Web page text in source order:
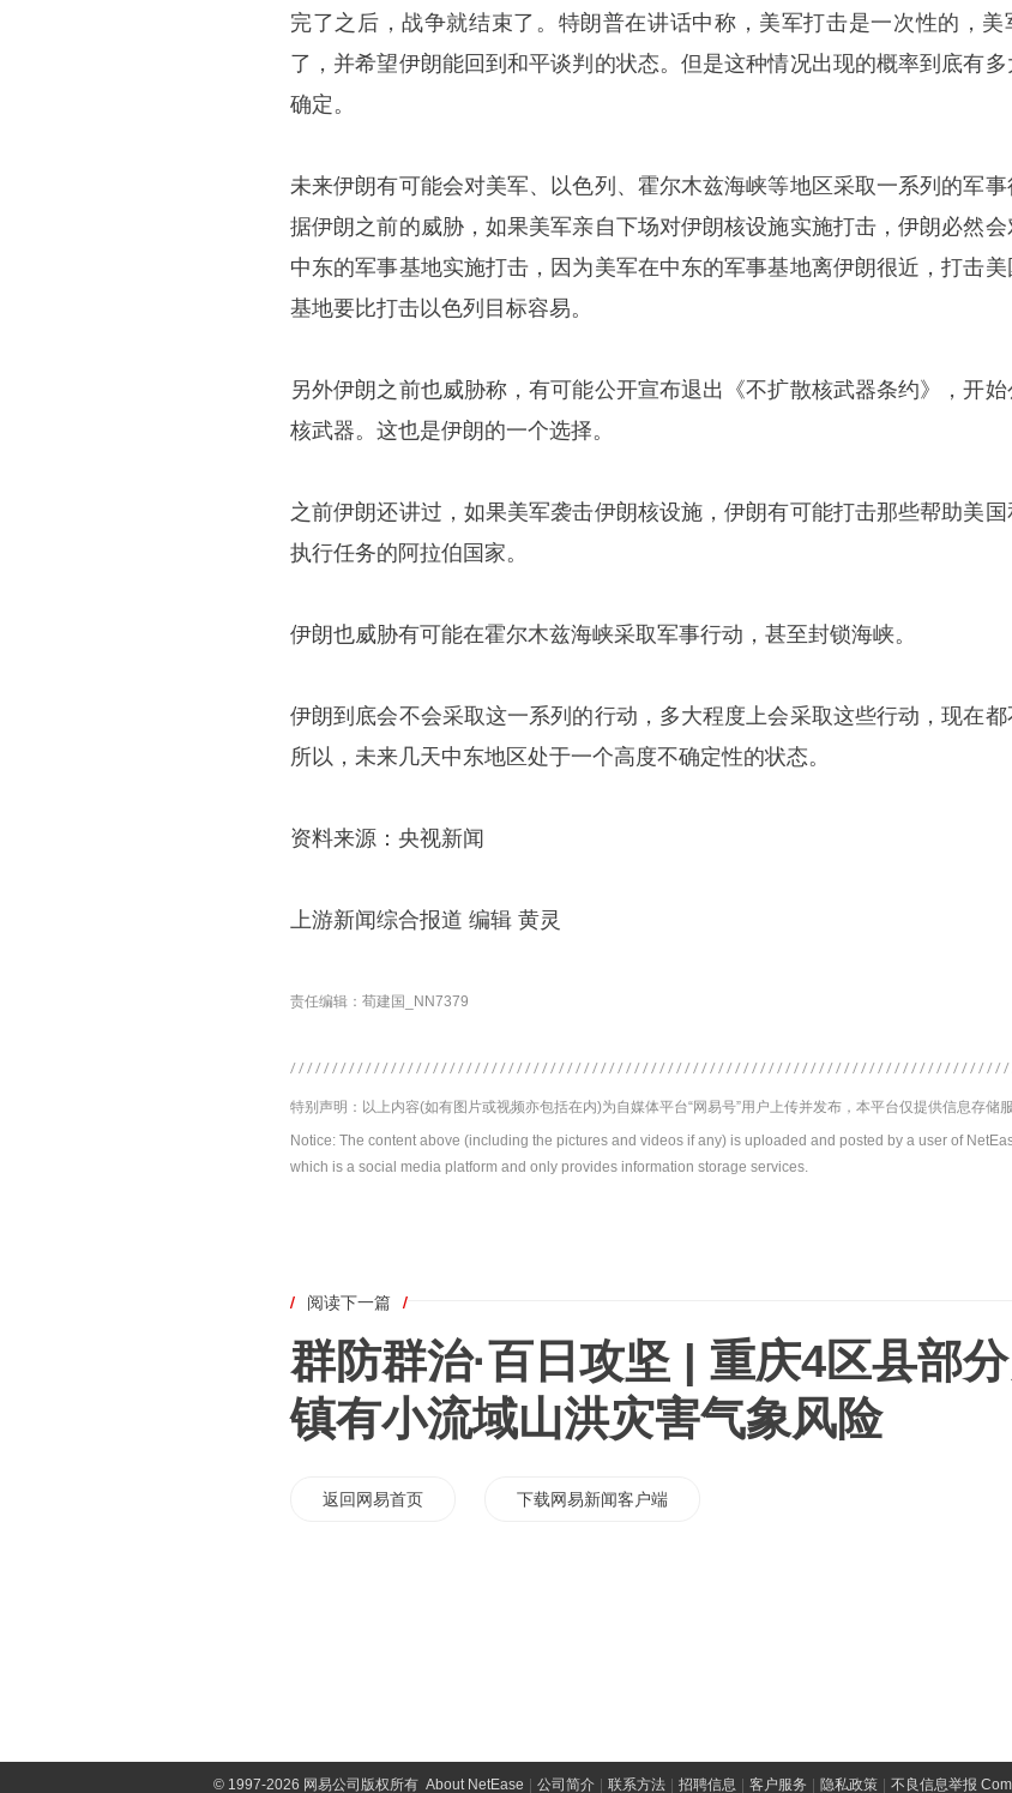
完了之后，战争就结束了。特朗普在讲话中称，美军打击是一次性的，美
了，并希望伊朗能回到和平谈判的状态。但是这种情况出现的概率到底有多
确定。
未来伊朗有可能会对美军、以色列、霍尔木兹海峡等地区采取一系列的军事
据伊朗之前的威胁，如果美军亲自下场对伊朗核设施实施打击，伊朗必然会
中东的军事基地实施打击，因为美军在中东的军事基地离伊朗很近，打击
基地要比打击以色列目标容易。
另外伊朗之前也威胁称，有可能公开宣布退出《不扩散核武器条约》，开始
核武器。这也是伊朗的一个选择。
之前伊朗还讲过，如果美军袭击伊朗核设施，伊朗有可能打击那些帮助美国
执行任务的阿拉伯国家。
伊朗也威胁有可能在霍尔木兹海峡采取军事行动，甚至封锁海峡。
伊朗到底会不会采取这一系列的行动，多大程度上会采取这些行动，现在都
所以，未来几天中东地区处于一个高度不确定性的状态。
资料来源：央视新闻
上游新闻综合报道 编辑 黄灵
责任编辑：荀建国_NN7379
特别声明：以上内容(如有图片或视频亦包括在内)为自媒体平台“网易号”用户上传并发布，本平台仅提供信息存储服
Notice: The content above (including the pictures and videos if any) is uploaded and posted by a user of
which is a social media platform and only provides information storage services.
/ 阅读下一篇 /
群防群治·百日攻坚 | 重庆4区县部
镇有小流域山洪灾害气象风险
返回网易首页 下载网易新闻客户端
©1997-2026 网易公司版权所有 About NetEase 公司简介 联系方法 招聘信息 客户服务 隐私政策 不良信息举报